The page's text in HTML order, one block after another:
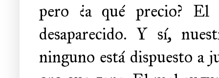
pero ¿a qué precio?
desaparecido. Y sí,
ninguno está dispuesto a